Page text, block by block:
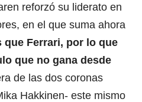
reforzó su liderato en
en el que suma ahora
que Ferrari, por lo que
que no gana desde
de las dos coronas
Hakkinen- este mismo